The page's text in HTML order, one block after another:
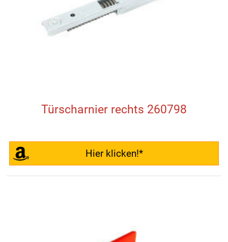
Türscharnier rechts 260798
Hier klicken!*